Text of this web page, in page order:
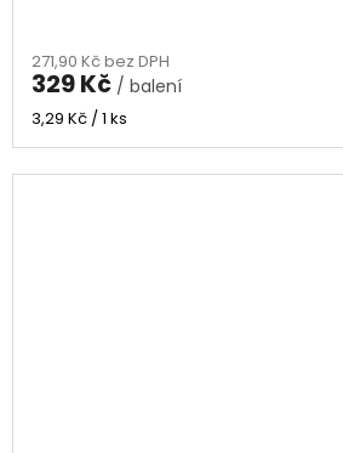
271,90 Kč bez DPH
329 Kč / balení
Měrná
3,29 Kč / 1 ks